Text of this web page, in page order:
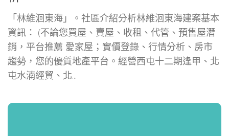
「林維洄東海」。社區介紹分析林維洄東海建案基本
資訊： (不論您買屋、賣屋、收租、代管、預售屋潛
銷，平台推薦 愛家屋；實價登錄、行情分析、房市
趨勢，您的優質地產平台。經營西屯十二期逢甲、北
屯水湳經貿、北...